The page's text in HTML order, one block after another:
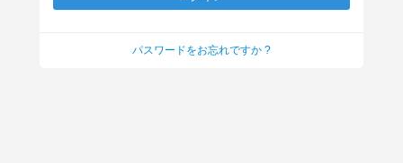
パスワードをお忘れですか ?